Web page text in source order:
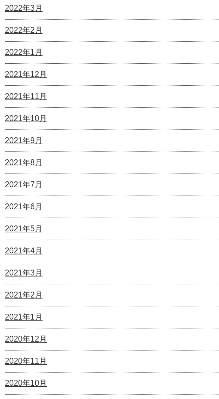
2022年3月
2022年2月
2022年1月
2021年12月
2021年11月
2021年10月
2021年9月
2021年8月
2021年7月
2021年6月
2021年5月
2021年4月
2021年3月
2021年2月
2021年1月
2020年12月
2020年11月
2020年10月